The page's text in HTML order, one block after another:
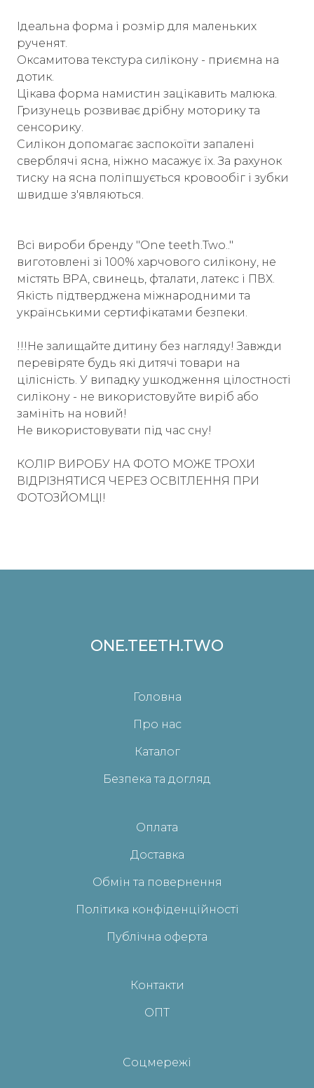
Ідеальна форма і розмір для маленьких
рученят.
Оксамитова текстура силікону - приємна на
дотик.
Цікава форма намистин зацікавить малюка.
Гризунець розвиває дрібну моторику та
сенсорику.
Силікон допомагає заспокоїти запалені
сверблячі ясна, ніжно масажує їх. За рахунок
тиску на ясна поліпшується кровообіг і зубки
швидше з'являються.
Всі вироби бренду "One teeth.Two.."
виготовлені зі 100% харчового силікону, не
містять BPА, свинець, фталати, латекс і ПВХ.
Якість підтверджена міжнародними та
українськими сертифікатами безпеки.
!!!Не залищайте дитину без нагляду! Завжди
перевіряте будь які дитячі товари на
цілісність. У випадку ушкодження цілостності
силікону - не використовуйте виріб або
замініть на новий!
Не використовувати під час сну!
КОЛІР ВИРОБУ НА ФОТО МОЖЕ ТРОХИ
ВІДРІЗНЯТИСЯ ЧЕРЕЗ ОСВІТЛЕННЯ ПРИ
ФОТОЗЙОМЦІ!
ONE.TEETH.TWO
Головна
Про нас
Каталог
Безпека та догляд
Оплата
Доставка
Обмін та повернення
Політика конфіденційності
Публічна оферта
Контакти
ОПТ
Соцмережі